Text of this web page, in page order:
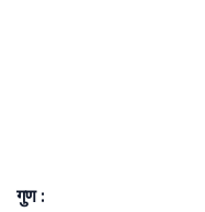
गुण :